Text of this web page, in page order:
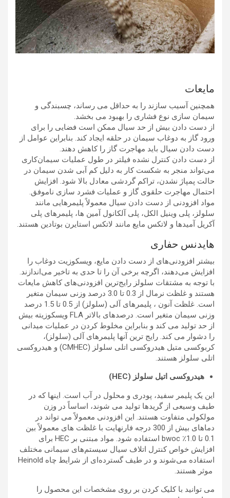
مایعات
همچنین آسیب سازند را به حداقل می رساند، چسبندگی و
سیمان سازی نوع فشاری را بهبود می بخشد.
از دست دادن بیش از حد سیال ممکن است فضایی را برای
ورود گاز به دوغاب سیمان در حلقه ایجاد کند. بنابراین عوامل از
دست دادن سیال باید مهاجرت گاز را کاهش دهند.
از دست دادن کنترل نشده فیلتر در طول عملیات سیمان‌کاری
می‌تواند منجر به شکست کار به دلیل کم آبی شدن سیمان در
حالت پمپاژ نشدن، تراکم گردشی معادل بالا شود. افزایش
احتمال مهاجرت حلقوی گاز و عملیات فشرد سازی ناموفق.
مواد افزودنی از دست دادن سیال معمولاً پلیمرهایی مانند
سلولز، پلی وینیل الکل، پلی آلکانول آمین ها، پلیمرهای پلی
آکریل آمیدها و لاتکس مایع مانند لاتکس استایرن بوتادین هستند.
هایدنس حفاری
بیشتر افزودنی‌های از دست دادن مایع، ویسکوزیت دوغاب را
افزایش می‌دهند، اگرچه برخی آن را تا حدی به تاخیر می‌اندازند.
با توجه به مشتقات سلولز رایج‌ترین افزودنی‌های کاهش مایعات
هستند و غلظت نرمال از 0.3 تا 3.0 درصد وزنی سیمان متغیر
است. غلظت آنون ، پلیمرهای آلی (سلولز) از 0.5 تا 1.5 درصد
وزنی سیمان متغیر است. درصدهای بالاتر FLA ویسکوزیته بیش
از حد تولید می کند و بنابراین مخلوط کردن در عملیات میدانی
را دشوار می کند. رایج ترین آنها پلیمرهای آلی (سلولز)،
کربوکسی متیل هیدروکسی اتلی سلولز (CMHEC) و هیدروکسی
اتلی سلولز هستند.
هیدروکسی اتیل سلولز (HEC)
این یک پلیمر سفید، پودری و محلول در آب است. اینها که در
طیف وسیعی از گریدها تولید می شوند، اساساً در وزن
مولکولی متفاوت هستند. این افزودنی معمولاً می تواند در
دماهای بیش از 300 درجه فارنهایت با غلظت های معمولاً بین
0.1 تا 1.0٪ bwoc استفاده شود. مواد مبتنی بر HEC برای
افزایش خواص کنترل اتلاف سیال سیستم‌های سیمانی مختلف
استفاده می‌شوند و در طیف گسترده‌ای از شرایط چاه Heinold
موثر هستند.
می توانید با کلیک کردن بر روی مشخصات این محصول را